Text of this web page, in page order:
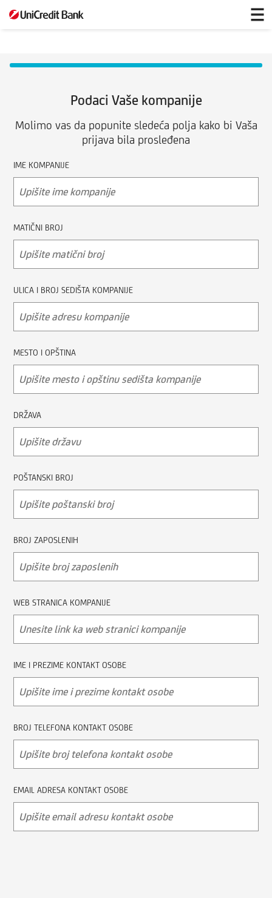
Distribucija
reklamnog
materijala
Podaci Vaše kompanije
Molimo vas da popunite sledeća polja kako bi Vaša
prijava bila prosleđena
IME KOMPANIJE
MATIČNI BROJ
ULICA I BROJ SEDIŠTA KOMPANIJE
MESTO I OPŠTINA
DRŽAVA
POŠTANSKI BROJ
BROJ ZAPOSLENIH
WEB STRANICA KOMPANIJE
IME I PREZIME KONTAKT OSOBE
BROJ TELEFONA KONTAKT OSOBE
EMAIL ADRESA KONTAKT OSOBE